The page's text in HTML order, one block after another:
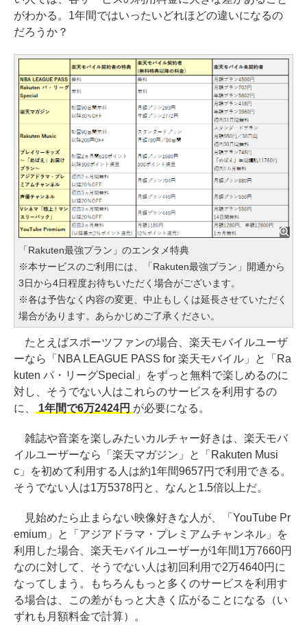
がわかる。1年間ではいったいどれほどの違いになるの
だろうか？
「Rakuten最強プラン」のエンタメ特典
※本サービスのご利用には、「Rakuten最強プラン」開通から
3日から4日程度お待ちいただく場合がございます。
※各は予告なく内容の変更、中止もしくは延長させていただく
場合があります。あらかじめご了承ください。
たとえばスポーツファンの場合、楽天モバイルユーザ
ーなら「NBA LEAGUE PASS for 楽天モバイル」と「Ra
kuten パ・リーグSpecial」をずっと無料で楽しめるのに
対し、そうでない人はこれらのサービスを利用するの
に、
1年間で6万2424円 が必要になる。
雑誌や音楽を楽しみたいカルチャー好きは、楽天モバ
イルユーザーなら「楽天マガジン」と「Rakuten Musi
c」を初めて利用する人は約1年間9657円で利用できる。
そうでない人は1万5378円と、なんと1.5倍以上だ。
見始めたら止まらない映像好きな人が、「YouTube Pr
emium」と「アジアドラマ・プレミアムチャンネル」を
利用した場合、楽天モバイルユーザーが1年間1万7660円
なのに対して、そうでない人は初回利用で2万4640円に
なってしまう。もちろんもっと多くのサービスを利用す
る場合は、この差がもっと大きく広がることになる（い
ずれも月額料金で計算）。